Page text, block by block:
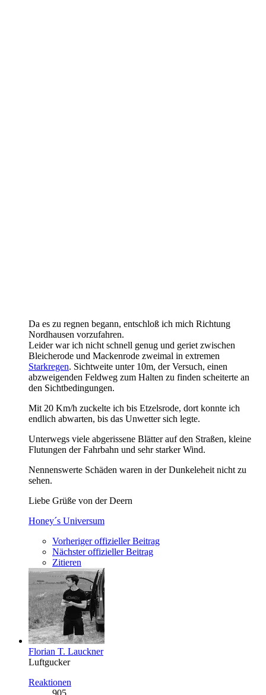
Da es zu regnen begann, entschloß ich mich Richtung
Nordhausen vorzufahren.
Leider war ich nicht schnell genug und geriet zwischen
Bleicherode und Mackenrode zweimal in extremen
Starkregen. Sichtweite unter 10m, der Versuch, einen
abzweigenden Feldweg zum Halten zu finden scheiterte an
den Sichtbedingungen.
Mit 20 Km/h zuckelte ich bis Etzelsrode, dort konnte ich
endlich abwarten, bis das Unwetter sich legte.
Unterwegs viele abgerissene Blätter auf den Straßen, kleine
Flutungen der Fahrbahn und sehr starker Wind.
Nennenswerte Schäden waren in der Dunkeleheit nicht zu
sehen.
Liebe Grüße von der Deern
Honey´s Universum
Vorheriger offizieller Beitrag
Nächster offizieller Beitrag
Zitieren
Florian T. Lauckner
Luftgucker
Reaktionen
905